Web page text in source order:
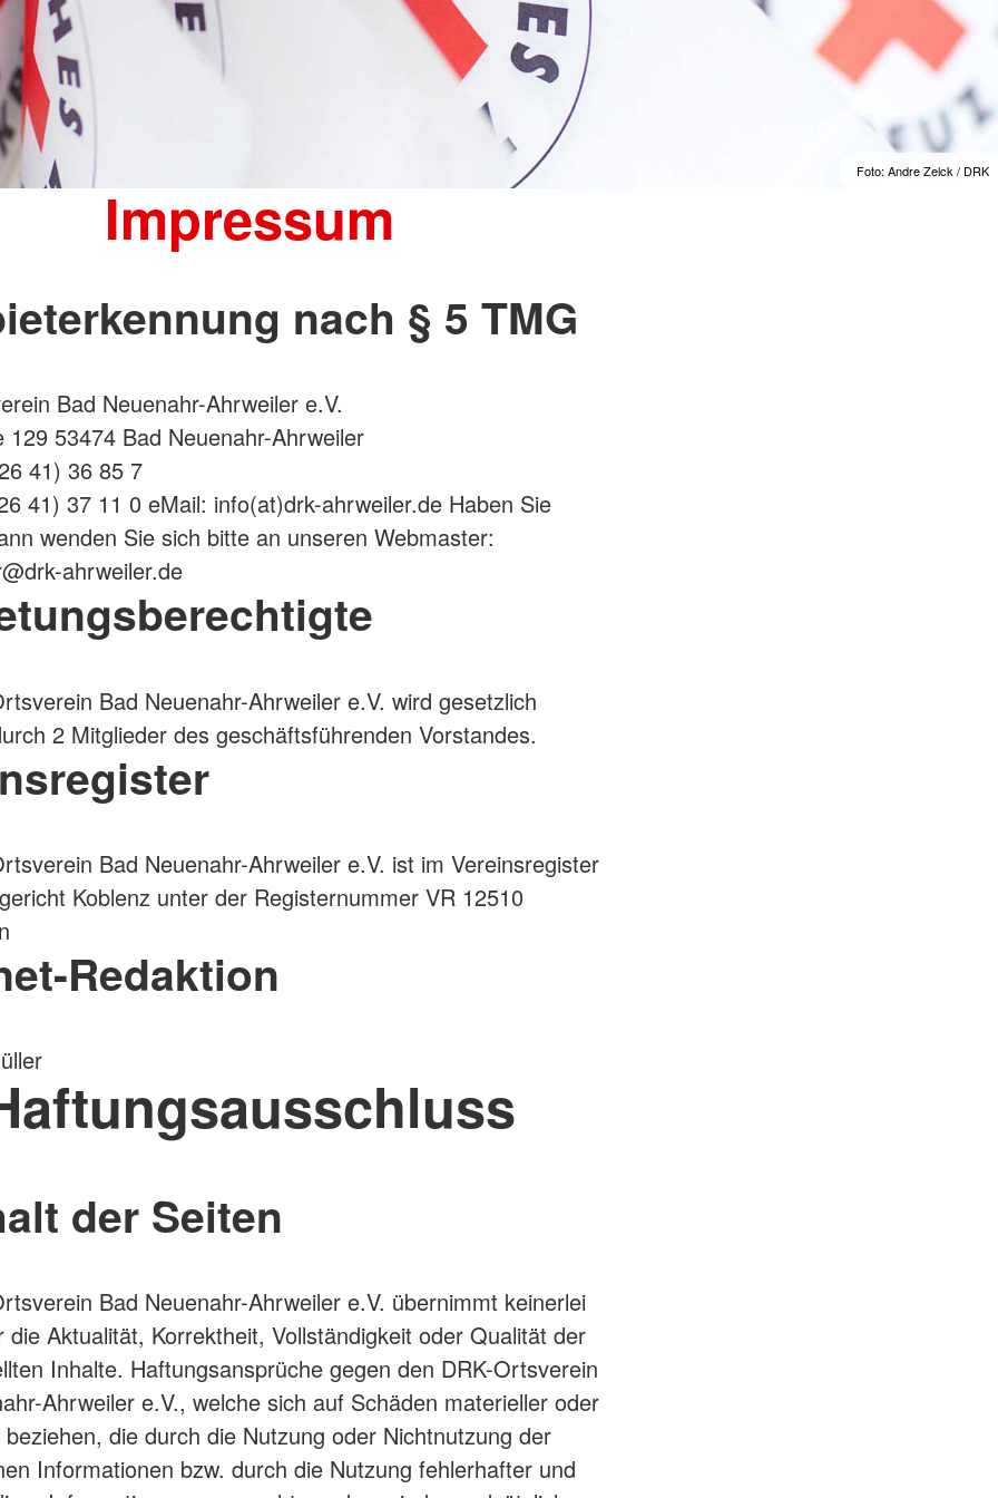
Foto: Andre Zelck / DRK
Impressum
nach § 5 TMG
Bad Neuenahr-Ahrweiler e.V.
129 53474 Bad Neuenahr-Ahrweiler
41) 36 85 7
41) 37 11 0 eMail: info(at)drk-ahrweiler.de Haben Sie
wenden Sie sich bitte an unseren Webmaster:
ahrweiler.de
Bad Neuenahr-Ahrweiler e.V. wird gesetzlich
2 Mitglieder des geschäftsführenden Vorstandes.
Bad Neuenahr-Ahrweiler e.V. ist im Vereinsregister
Koblenz unter der Registernummer VR 12510
Redaktion
der Seiten
Bad Neuenahr-Ahrweiler e.V. übernimmt keinerlei
die Aktualität, Korrektheit, Vollständigkeit oder Qualität der
Inhalte. Haftungsansprüche gegen den DRK-Ortsverein
Ahrweiler e.V., welche sich auf Schäden materieller oder
die durch die Nutzung oder Nichtnutzung der
Informationen bzw. durch die Nutzung fehlerhafter und